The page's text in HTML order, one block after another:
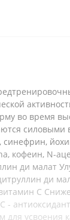
во время
кофеин, N-
ди малат
ди
C
для